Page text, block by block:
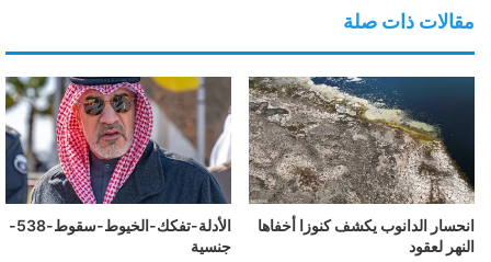
مقالات ذات صلة
انحسار الدانوب يكشف كنوزا أخفاها
النهر لعقود
الأدلة-تفكك-الخيوط-سقوط-538-
جنسية